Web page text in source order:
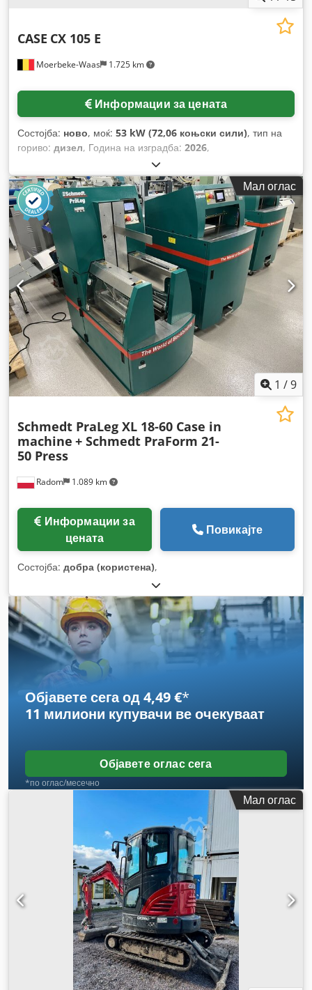
Moerbeke-Waas 1.725 km
CASE CX 105 E
Информации за цената
Состојба: ново, моќ: 53 kW (72,06 коњски сили), тип на
гориво: дизел, Година на изградба: 2026,
Мал оглас
1 /9
Radom 1.089 km
Schmedt PraLeg XL 18-60 Case in
machine + Schmedt PraForm 21-
50 Press
цената
Повикајте
Состојба: добра (користена),
Објавете сега од 4,49 €*
11 милиони купувачи ве очекуваат
Објавете оглас сега
*по оглас/месечно
Мал оглас